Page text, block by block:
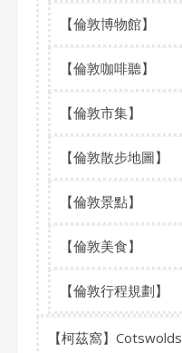
【倫敦博物館】
【倫敦咖啡聽】
【倫敦市集】
【倫敦散步地圖】
【倫敦景點】
【倫敦美食】
【倫敦行程規劃】
【柯茲窩】Cotswolds